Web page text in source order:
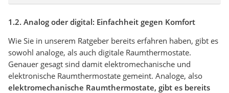
1.2. Analog oder digital: Einfachheit gegen Komfort
Wie Sie in unserem Ratgeber bereits erfahren haben, gibt es
sowohl analoge, als auch digitale Raumthermostate.
Genauer gesagt sind damit elektromechanische und
elektronische Raumthermostate gemeint. Analoge, also
elektromechanische Raumthermostate, gibt es bereits